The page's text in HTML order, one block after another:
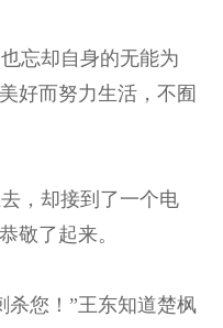
忘却自身的无能为
好而努力生活，不囿
，却接到了一个电
敬了起来。
您！”王东知道楚枫